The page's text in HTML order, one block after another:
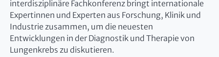
interdisziplinäre Fachkonferenz bringt internationale
Expertinnen und Experten aus Forschung, Klinik und
Industrie zusammen, um die neuesten
Entwicklungen in der Diagnostik und Therapie von
Lungenkrebs zu diskutieren.